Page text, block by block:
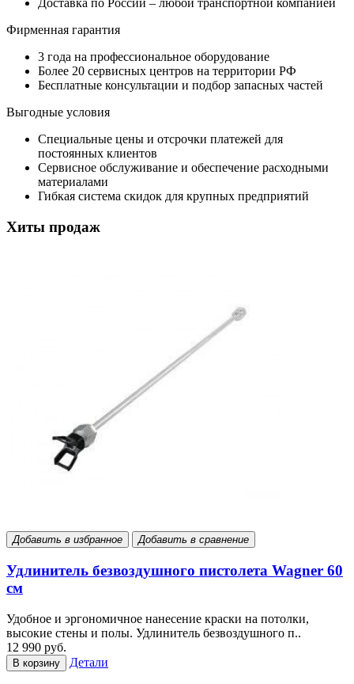
Доставка по России – любой транспортной компанией
Фирменная гарантия
3 года на профессиональное оборудование
Более 20 сервисных центров на территории РФ
Бесплатные консультации и подбор запасных частей
Выгодные условия
Специальные цены и отсрочки платежей для
постоянных клиентов
Сервисное обслуживание и обеспечение расходными
материалами
Гибкая система скидок для крупных предприятий
Хиты продаж
Добавить в избранное Добавить в сравнение
Удлинитель безвоздушного пистолета Wagner 60
см
Удобное и эргономичное нанесение краски на потолки,
высокие стены и полы. Удлинитель безвоздушного п..
12 990 руб.
В корзину Детали